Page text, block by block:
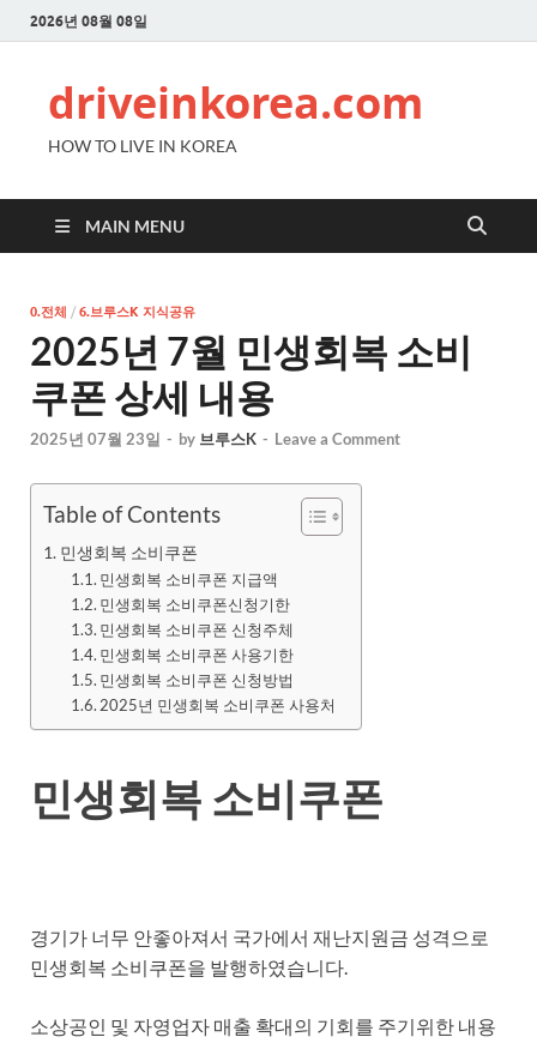
2026년 08월 08일
driveinkorea.com
HOW TO LIVE IN KOREA
MAIN MENU
0.전체 / 6.브루스K 지식공유
2025년 7월 민생회복 소비
쿠폰 상세 내용
2025년 07월 23일 - by 브루스K - Leave a Comment
Table of Contents
민생회복 소비쿠폰
민생회복 소비쿠폰 지급액
민생회복 소비쿠폰신청기한
민생회복 소비쿠폰 신청주체
민생회복 소비쿠폰 사용기한
민생회복 소비쿠폰 신청방법
2025년 민생회복 소비쿠폰 사용처
민생회복 소비쿠폰
경기가 너무 안좋아져서 국가에서 재난지원금 성격으로
민생회복 소비쿠폰을 발행하였습니다.
소상공인 및 자영업자 매출 확대의 기회를 주기위한 내용